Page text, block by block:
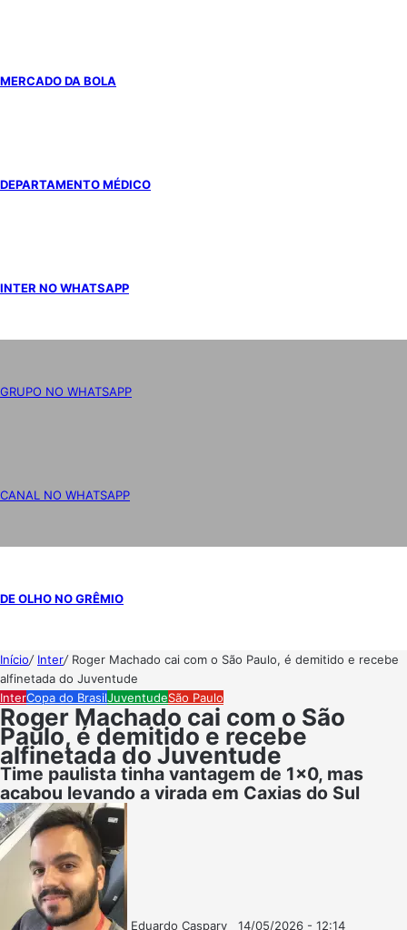
MERCADO DA BOLA
DEPARTAMENTO MÉDICO
INTER NO WHATSAPP
GRUPO NO WHATSAPP
CANAL NO WHATSAPP
DE OLHO NO GRÊMIO
Início/ Inter/ Roger Machado cai com o São Paulo, é demitido e recebe
alfinetada do Juventude
InterCopa do BrasilJuventudeSão Paulo
Roger Machado cai com o São
Paulo, é demitido e recebe
alfinetada do Juventude
Time paulista tinha vantagem de 1x0, mas
acabou levando a virada em Caxias do Sul
Eduardo Caspary
14/05/2026 - 12:14